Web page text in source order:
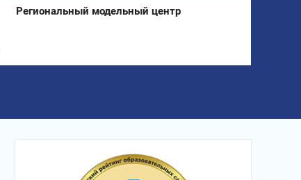
Региональный модельный центр